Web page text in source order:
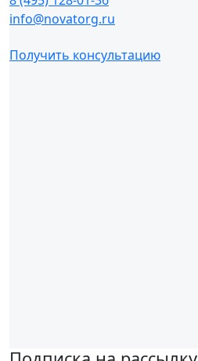
info@novatorg.ru
Получить консультацию